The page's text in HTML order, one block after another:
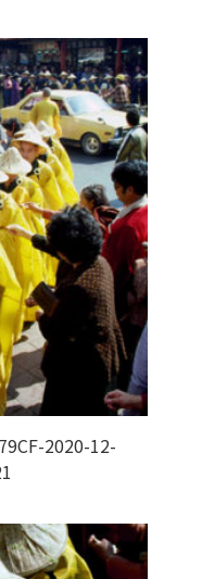
2020-12-